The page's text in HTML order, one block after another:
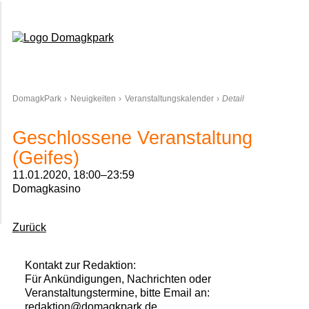
DomagkPark Neuigkeiten Veranstaltungskalender Detail
Geschlossene Veranstaltung
(Geifes)
11.01.2020, 18:00–23:59
Domagkasino
Zurück
Kontakt zur Redaktion:
Für Ankündigungen, Nachrichten oder
Veranstaltungstermine, bitte Email an: